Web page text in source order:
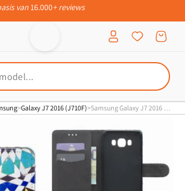
producten
Inloggen Winkelwagen
Galaxy J7 2016 (J710F) Samsung Galaxy J7 2016 Bookcase Mozaïek